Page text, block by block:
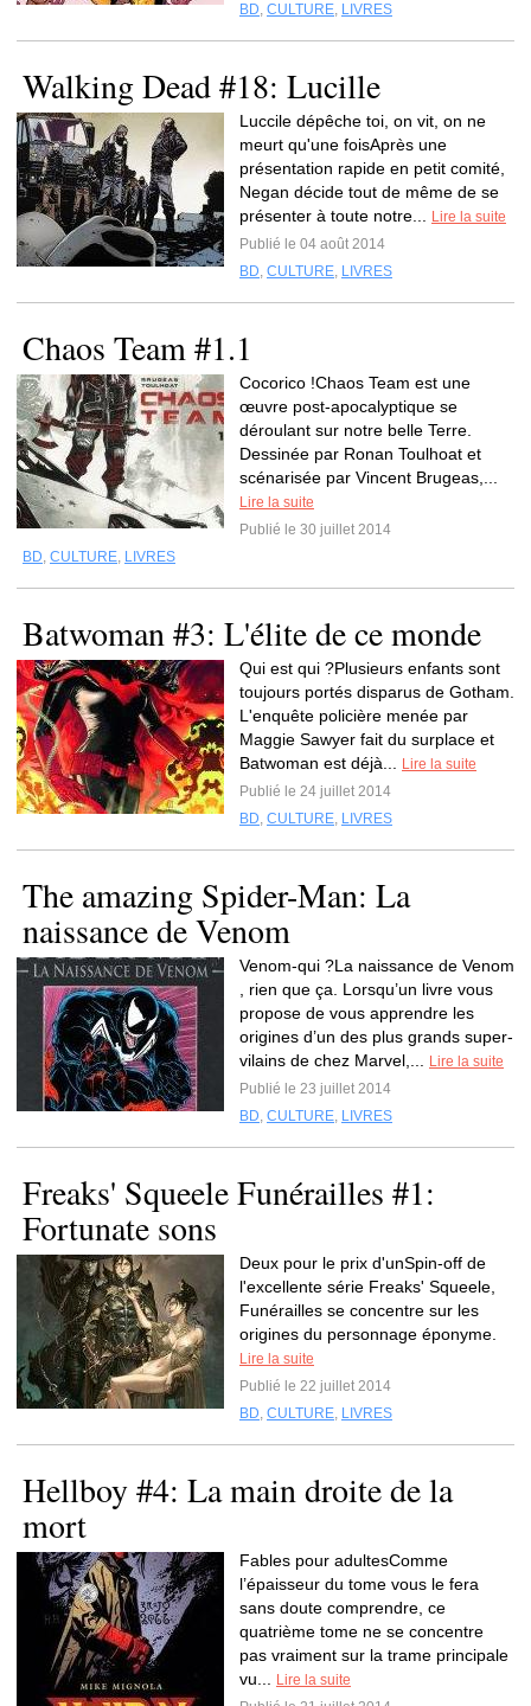
BD, CULTURE, LIVRES
Walking Dead #18: Lucille
Luccile dépêche toi, on vit, on ne
meurt qu'une foisAprès une
présentation rapide en petit comité,
Negan décide tout de même de se
présenter à toute notre...
Lire la suite
Publié le 04 août 2014
BD, CULTURE, LIVRES
Chaos Team #1.1
Cocorico !Chaos Team est une
œuvre post-apocalyptique se
déroulant sur notre belle Terre.
Dessinée par Ronan Toulhoat et
scénarisée par Vincent Brugeas,...
Lire la suite
Publié le 30 juillet 2014
BD, CULTURE, LIVRES
Batwoman #3: L'élite de ce monde
Qui est qui ?Plusieurs enfants sont
toujours portés disparus de Gotham.
L'enquête policière menée par
Maggie Sawyer fait du surplace et
Batwoman est déjà...
Lire la suite
Publié le 24 juillet 2014
BD, CULTURE, LIVRES
The amazing Spider-Man: La
naissance de Venom
Venom-qui ?La naissance de Venom
, rien que ça. Lorsqu’un livre vous
propose de vous apprendre les
origines d’un des plus grands super-
vilains de chez Marvel,...
Lire la suite
Publié le 23 juillet 2014
BD, CULTURE, LIVRES
Freaks' Squeele Funérailles #1:
Fortunate sons
Deux pour le prix d'unSpin-off de
l'excellente série Freaks' Squeele,
Funérailles se concentre sur les
origines du personnage éponyme.
Lire la suite
Publié le 22 juillet 2014
BD, CULTURE, LIVRES
Hellboy #4: La main droite de la
mort
Fables pour adultesComme
l’épaisseur du tome vous le fera
sans doute comprendre, ce
quatrième tome ne se concentre
pas vraiment sur la trame principale
vu...
Lire la suite